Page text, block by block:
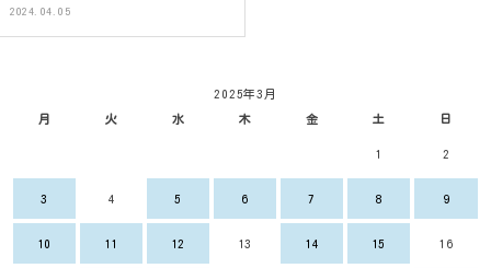
2024.04.05
2025年3月
月 火 水 木 金 土 日
1 2
3 4 5 6 7 8 9
10 11 12 13 14 15 16